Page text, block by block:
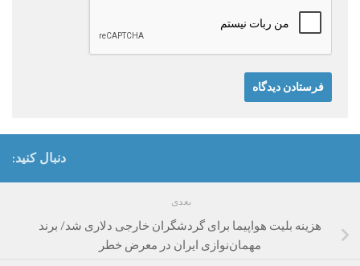
دنبال کنید:
بعدی
هزینه بلیت هواپیما برای گردشگران خارجی دلاری شد/ برند
مهمان‌نوازی ایران در معرض خطر